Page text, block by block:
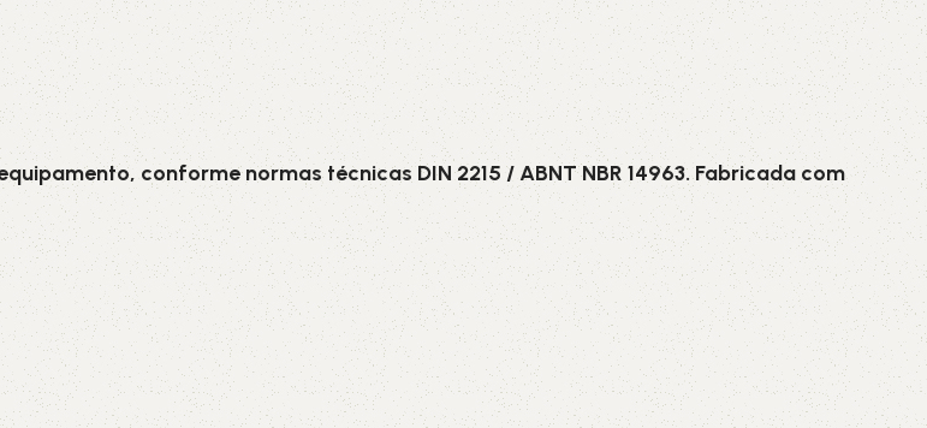
conforme normas técnicas DIN 2215 / ABNT NBR 14963. Fabricada com